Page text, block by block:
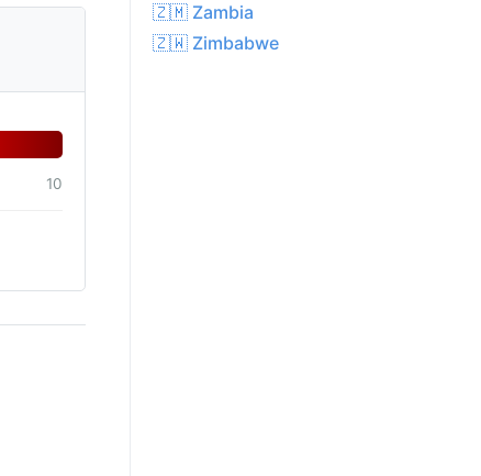
10
🇿🇲 Zambia
🇿🇼 Zimbabwe